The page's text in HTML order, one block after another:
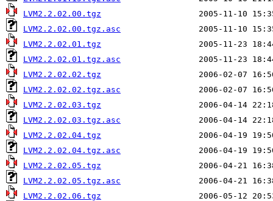
LVM2.2.02.00.tgz
LVM2.2.02.00.tgz.asc
LVM2.2.02.01.tgz
LVM2.2.02.01.tgz.asc
LVM2.2.02.02.tgz
LVM2.2.02.02.tgz.asc
LVM2.2.02.03.tgz
LVM2.2.02.03.tgz.asc
LVM2.2.02.04.tgz
LVM2.2.02.04.tgz.asc
LVM2.2.02.05.tgz
LVM2.2.02.05.tgz.asc
LVM2.2.02.06.tgz